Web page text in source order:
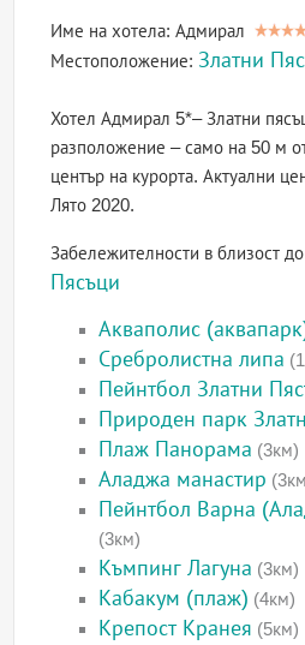
Име на хотела:Адмирал
Местоположение: Златни
Хотел Адмирал 5*– Златни
разположение – само на 50 м
център на курорта. Актуални
Лято 2020.
Забележителности в близост
Пясъци
Акваполис
Сребролистна липа
Пейнтбол Златни
Природен парк
Плаж Панорама (3км)
Аладжа манастир
Пейнтбол Варна
(3км)
Къмпинг Лагуна (3км)
Кабакум (плаж) (4км)
Крепост Кранея (5км)